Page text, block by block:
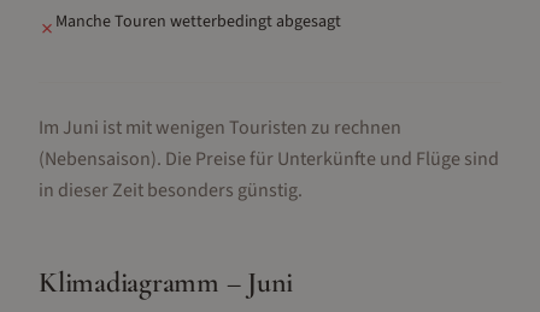
✗ Manche Touren wetterbedingt abgesagt
Im Juni ist mit wenigen Touristen zu rechnen
(Nebensaison). Die Preise für Unterkünfte und Flüge sind
in dieser Zeit besonders günstig.
Klimadiagramm – Juni